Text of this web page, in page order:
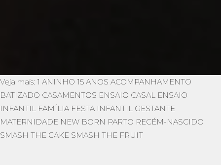
Veja mais: 1 ANINHO 15 ANOS ACOMPANHAMENTO
BATIZADO CASAMENTOS ENSAIO CASAL
ENSAIO
INFANTIL
FAMÍLIA FESTA INFANTIL GESTANTE
MATERNIDADE NEW BORN PARTO RECÉM-NASCIDO
SMASH THE CAKE SMASH THE FRUIT